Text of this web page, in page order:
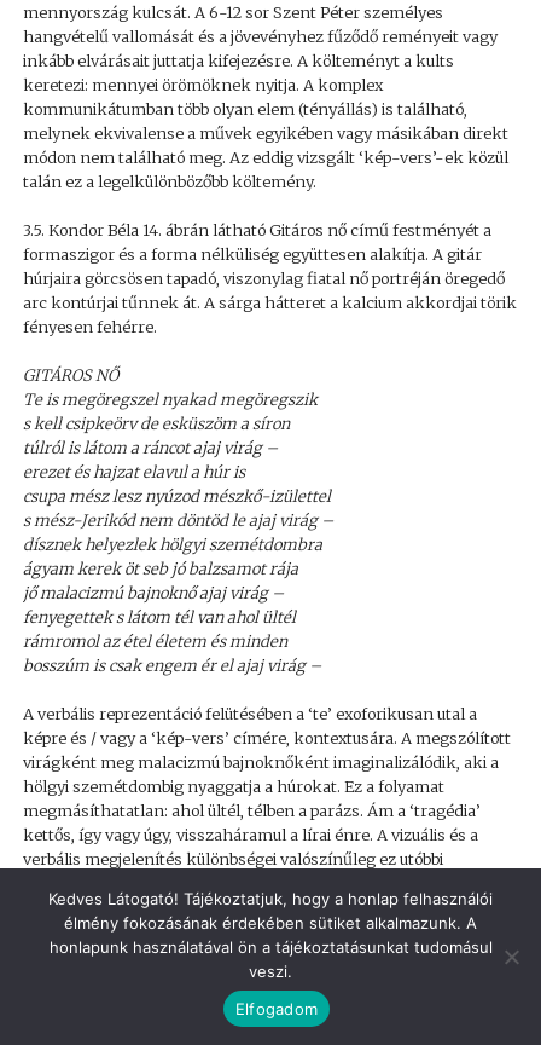
mennyország kulcsát. A 6-12 sor Szent Péter személyes
hangvételű vallomását és a jövevényhez fűződő reményeit vagy
inkább elvárásait juttatja kifejezésre. A költeményt a kults
keretezi: mennyei örömöknek nyitja. A komplex
kommunikátumban több olyan elem (tényállás) is található,
melynek ekvivalense a művek egyikében vagy másikában direkt
módon nem található meg. Az eddig vizsgált ‘kép-vers’-ek közül
talán ez a legelkülönbözőbb költemény.
3.5. Kondor Béla 14. ábrán látható Gitáros nő című festményét a
formaszigor és a forma nélküliség együttesen alakítja. A gitár
húrjaira görcsösen tapadó, viszonylag fiatal nő portréján öregedő
arc kontúrjai tűnnek át. A sárga hátteret a kalcium akkordjai törik
fényesen fehérre.
GITÁROS NŐ
Te is megöregszel nyakad megöregszik
s kell csipkeörv de esküszöm a síron
túlról is látom a ráncot ajaj virág –
erezet és hajzat elavul a húr is
csupa mész lesz nyúzod mészkő-izülettel
s mész-Jerikód nem döntöd le ajaj virág –
dísznek helyezlek hölgyi szemétdombra
ágyam kerek öt seb jó balzsamot rája
jő malacizmú bajnoknő ajaj virág –
fenyegettek s látom tél van ahol ültél
rámromol az étel életem és minden
bosszúm is csak engem ér el ajaj virág –
A verbális reprezentáció felütésében a ‘te’ exoforikusan utal a
képre és / vagy a ‘kép-vers’ címére, kontextusára. A megszólított
virágként meg malacizmú bajnoknőként imaginalizálódik, aki a
hölgyi szemétdombig nyaggatja a húrokat. Ez a folyamat
megmásíthatatlan: ahol ültél, télben a parázs. Ám a ‘tragédia’
kettős, így vagy úgy, visszaháramul a lírai énre. A vizuális és a
verbális megjelenítés különbségei valószínűleg ez utóbbi
képtől független (hozzárendelő) befogadás számára.
3.6. A 15. ábrán látható Fiatal menyasszony (Öreg udvarló) című
Kondor-festmény hangulatára a humor, a derű és játékosság
jellemző. Bal oldalon a lég-fogú, öreg udvarló: rút, ellenszenves,
egyúttal komikus. Vörös-fehérben habzó pápaszem, mész
Kedves Látogató! Tájékoztatjuk, hogy a honlap felhasználói
élmény fokozásának érdekében sütiket alkalmazunk. A
honlapunk használatával ön a tájékoztatásunkat tudomásul
veszi.
Elfogadom